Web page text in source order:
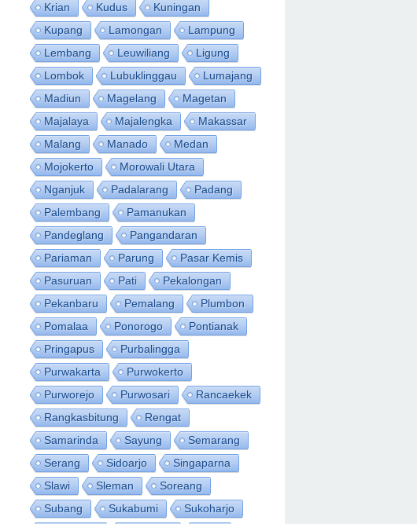
Krian
Kudus
Kuningan
Kupang
Lamongan
Lampung
Lembang
Leuwiliang
Ligung
Lombok
Lubuklinggau
Lumajang
Madiun
Magelang
Magetan
Majalaya
Majalengka
Makassar
Malang
Manado
Medan
Mojokerto
Morowali Utara
Nganjuk
Padalarang
Padang
Palembang
Pamanukan
Pandeglang
Pangandaran
Pariaman
Parung
Pasar Kemis
Pasuruan
Pati
Pekalongan
Pekanbaru
Pemalang
Plumbon
Pomalaa
Ponorogo
Pontianak
Pringapus
Purbalingga
Purwakarta
Purwokerto
Purworejo
Purwosari
Rancaekek
Rangkasbitung
Rengat
Samarinda
Sayung
Semarang
Serang
Sidoarjo
Singaparna
Slawi
Sleman
Soreang
Subang
Sukabumi
Sukoharjo